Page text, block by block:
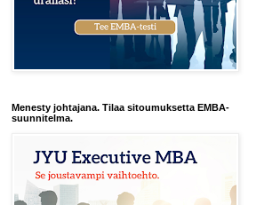
Menesty johtajana. Tilaa sitoumuksetta EMBA-
suunnitelma.